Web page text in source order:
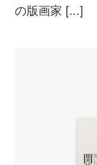
の版画家 [...]